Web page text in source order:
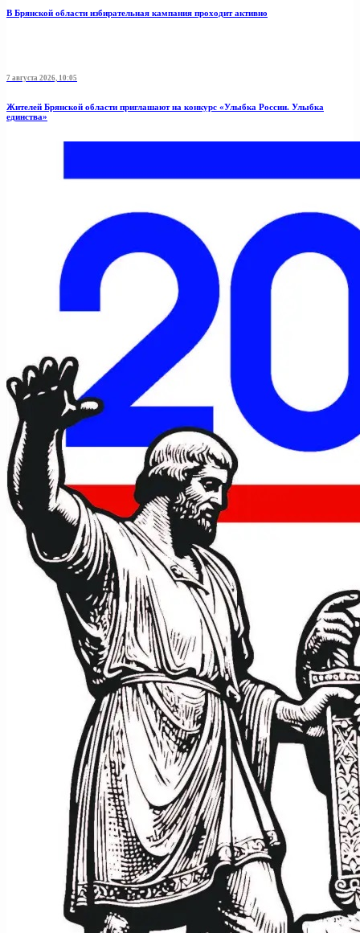
В Брянской области избирательная кампания проходит активно
7 августа 2026, 10:05
Жителей Брянской области приглашают на конкурс «Улыбка России. Улыбка
единства»